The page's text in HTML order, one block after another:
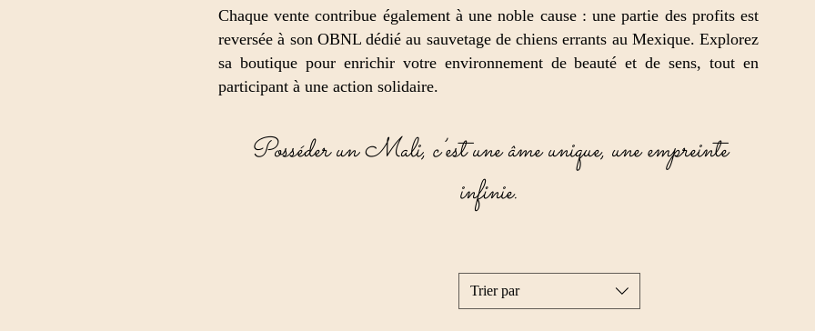
Chaque vente contribue également à une noble cause : une partie des profits est
reversée à son OBNL dédié au sauvetage de chiens errants au Mexique. Explorez
sa boutique pour enrichir votre environnement de beauté et de sens, tout en
participant à une action solidaire.
Posséder un Mali, c’est une âme unique, une empreinte
infinie.
Trier par